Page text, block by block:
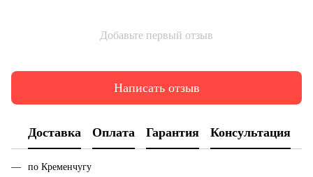
Добавьте первый отзыв
Написать отзыв
Доставка Оплата Гарантия Консультация
по Кременчугу